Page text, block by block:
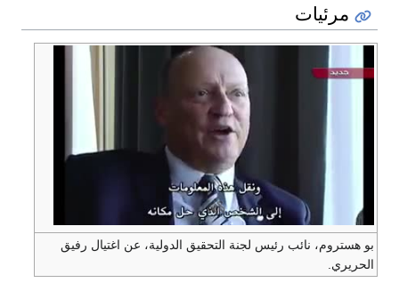
مرئيات
بو هستروم، نائب رئيس لجنة التحقيق الدولية، عن اغتيال رفيق
الحريري.